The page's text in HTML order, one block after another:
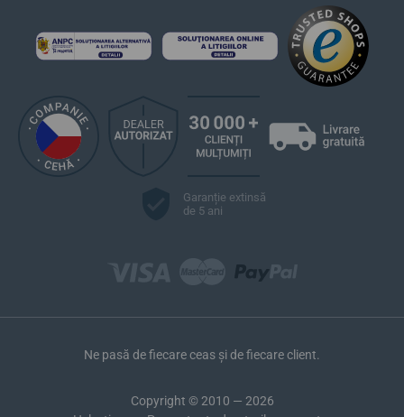
Garanție extinsă
de 5 ani
Ne pasă de fiecare ceas și de fiecare client.
Copyright © 2010 — 2026